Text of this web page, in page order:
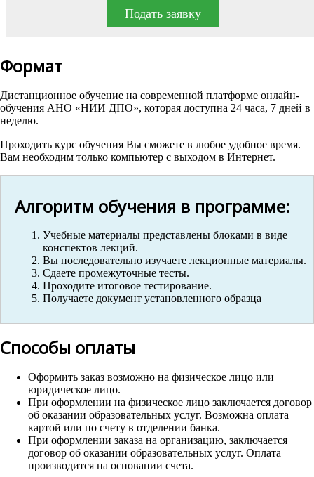
Подать заявку
Формат
Дистанционное обучение на современной платформе онлайн-
обучения АНО «НИИ ДПО», которая доступна 24 часа, 7 дней в
неделю.
Проходить курс обучения Вы сможете в любое удобное время.
Вам необходим только компьютер с выходом в Интернет.
Алгоритм обучения в программе:
Учебные материалы представлены блоками в виде
конспектов лекций.
Вы последовательно изучаете лекционные материалы.
Сдаете промежуточные тесты.
Проходите итоговое тестирование.
Получаете документ установленного образца
Способы оплаты
Оформить заказ возможно на физическое лицо или
юридическое лицо.
При оформлении на физическое лицо заключается договор
об оказании образовательных услуг. Возможна оплата
картой или по счету в отделении банка.
При оформлении заказа на организацию, заключается
договор об оказании образовательных услуг. Оплата
производится на основании счета.